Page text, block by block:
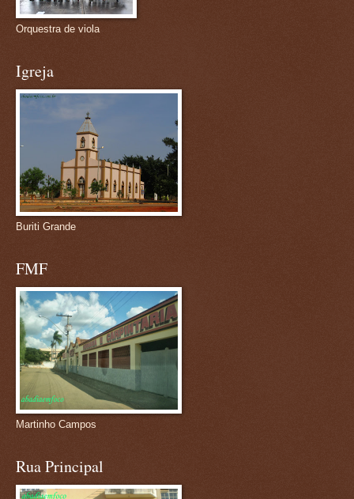
Orquestra de viola
Igreja
Buriti Grande
FMF
Martinho Campos
Rua Principal